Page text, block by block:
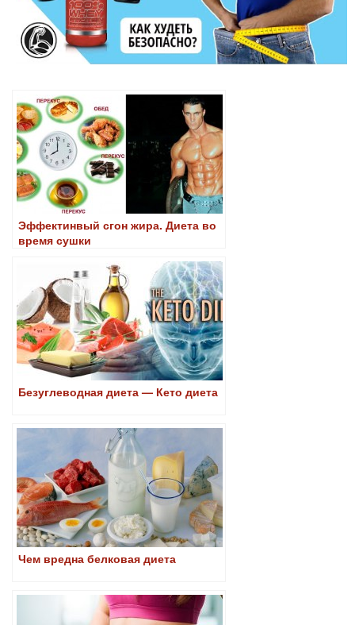
Эффектинвый сгон жира. Диета во
время сушки
Безуглеводная диета — Кето диета
Чем вредна белковая диета